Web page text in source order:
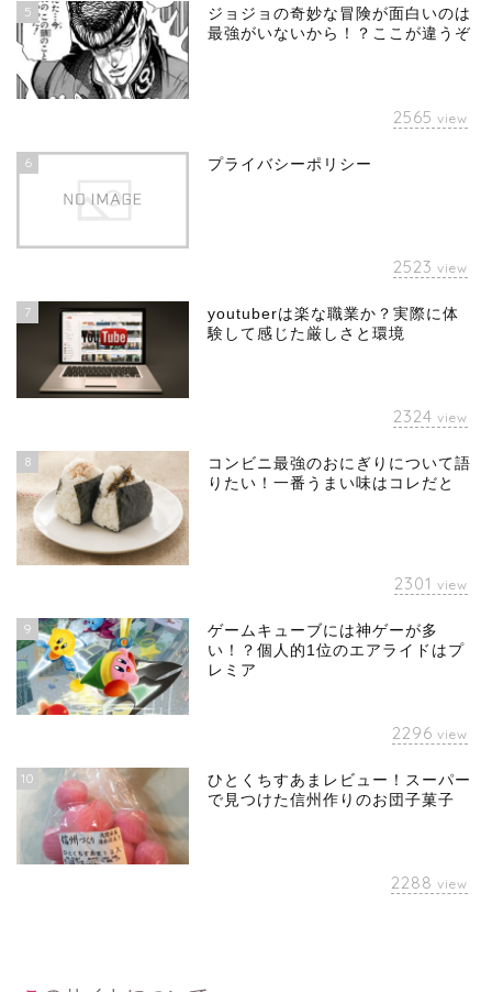
5
ジョジョの奇妙な冒険が面白いのは
最強がいないから！？ここが違うぞ
2565 view
6 プライバシーポリシー
2523 view
7
youtuberは楽な職業か？実際に体
験して感じた厳しさと環境
2324 view
8
コンビニ最強のおにぎりについて語
りたい！一番うまい味はコレだと
2301 view
9
ゲームキューブには神ゲーが多
い！？個人的1位のエアライドはプ
レミア
2296 view
10
ひとくちすあまレビュー！スーパー
で見つけた信州作りのお団子菓子
2288 view